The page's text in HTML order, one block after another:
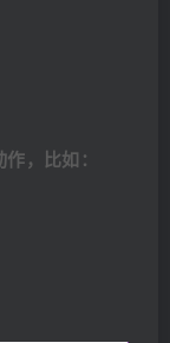
，比如：